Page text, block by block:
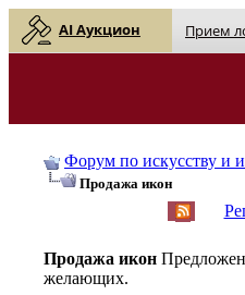
AI Аукцион Прием
Форум по искусству и
Продажа икон
Продажа икон
желающих.